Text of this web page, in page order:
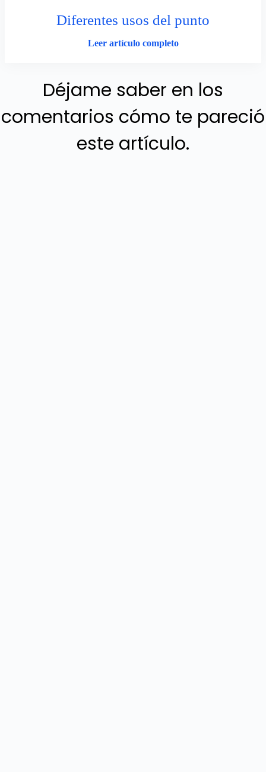
Diferentes usos del punto
Leer artículo completo
Déjame saber en los
comentarios cómo te pareció
este artículo.